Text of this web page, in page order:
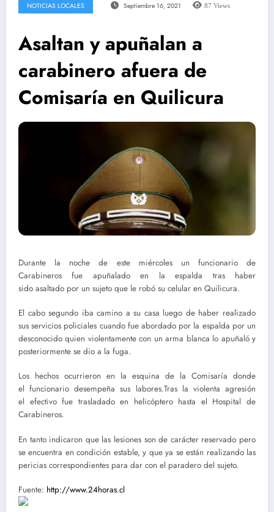
NOTICIAS LOCALES Septiembre 16, 2021 87 Views
Asaltan y apuñalan a
carabinero afuera de
Comisaría en Quilicura
Durante la noche de este miércoles un funcionario de
Carabineros fue apuñalado en la espalda tras haber
sido asaltado por un sujeto que le robó su celular en Quilicura.
El cabo segundo iba camino a su casa luego de haber realizado
sus servicios policiales cuando fue abordado por la espalda por un
desconocido quien violentamente con un arma blanca lo apuñaló y
posteriormente se dio a la fuga.
Los hechos ocurrieron en la esquina de la Comisaría donde
el funcionario desempeña sus labores.Tras la violenta agresión
el efectivo fue trasladado en helicóptero hasta el Hospital de
Carabineros.
En tanto indicaron que las lesiones son de carácter reservado pero
se encuentra en condición estable, y que ya se están realizando las
pericias correspondientes para dar con el paradero del sujeto.
Fuente: http://www.24horas.cl